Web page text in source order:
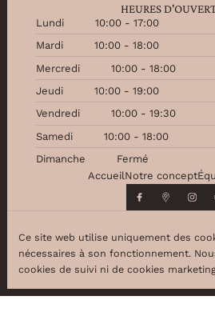
HEURES
Lundi
10:00 - 17:00
Mardi
10:00 - 18:00
Mercredi
10:00 - 18:00
Jeudi
10:00 - 19:00
Vendredi
10:00 - 19:30
Samedi
10:00 - 18:00
Dimanche
Fermé
AccueilNotre concept
© Beauty Partner
Mentions légalesProtection
Paramètres des
Ce site web utilise uniquement des
nécessaires à son fonctionnement.
cookies de suivi ni de cookies